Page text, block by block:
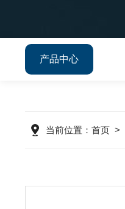
产品中心
当前位置： 首页>